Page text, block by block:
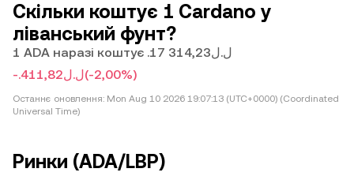
Скільки коштує 1 Cardano у
ліванський фунт?
1 ADA наразі коштує .ل.ل17 314,23
-.ل.ل411,82(-2,00%)
Останнє оновлення: Mon Aug 10 2026 19:07:13 (UTC+0000) (Coordinated
Universal Time)
Ринки (ADA/LBP)